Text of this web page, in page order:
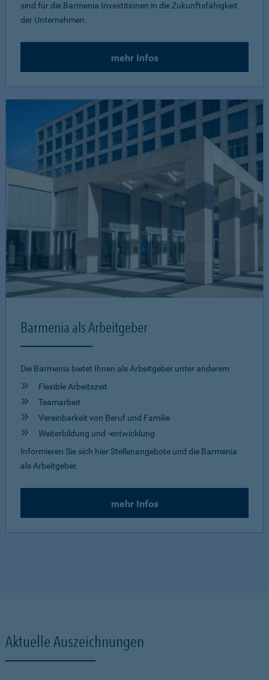
sind für die Barmenia Investitionen in die Zukunftsfähigkeit
der Unternehmen.
mehr Infos
Barmenia als Arbeitgeber
Die Barmenia bietet Ihnen als Arbeitgeber unter anderem
Flexible Arbeitszeit
Teamarbeit
Vereinbarkeit von Beruf und Familie
Weiterbildung und -entwicklung
Informieren Sie sich hier Stellenangebote und die Barmenia
als Arbeitgeber.
mehr Infos
Aktuelle Auszeichnungen